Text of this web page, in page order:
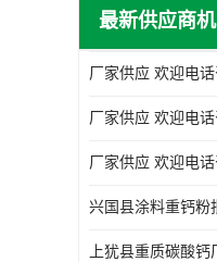
最新供应商机